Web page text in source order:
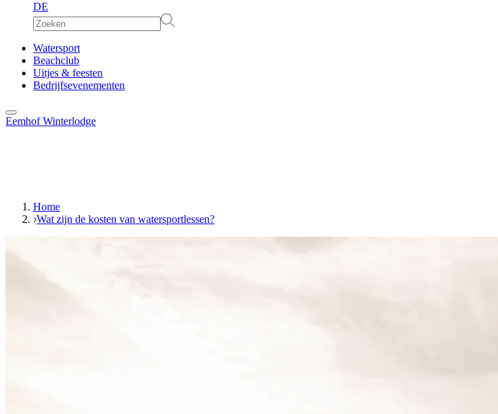
DE
EN
DE
Watersport
Beachclub
Uitjes & feesten
Bedrijfsevenementen
Eemhof Winterlodge
Home
Wat zijn de kosten van watersportlessen?